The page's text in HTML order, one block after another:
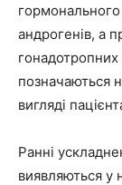
гормонального
андрогенів, а
гонадотропних
позначаються
вигляді
Ранні
виявляються у